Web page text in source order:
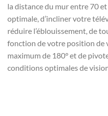
la distance du mur entre 70
optimale, d’incliner votre
réduire l’éblouissement, de
fonction de votre position de
maximum de 180° et de
conditions optimales de